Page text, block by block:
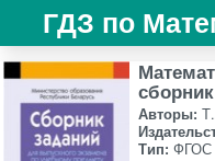
ГДЗ по
сборник
Авторы:
Тип: ФГОС